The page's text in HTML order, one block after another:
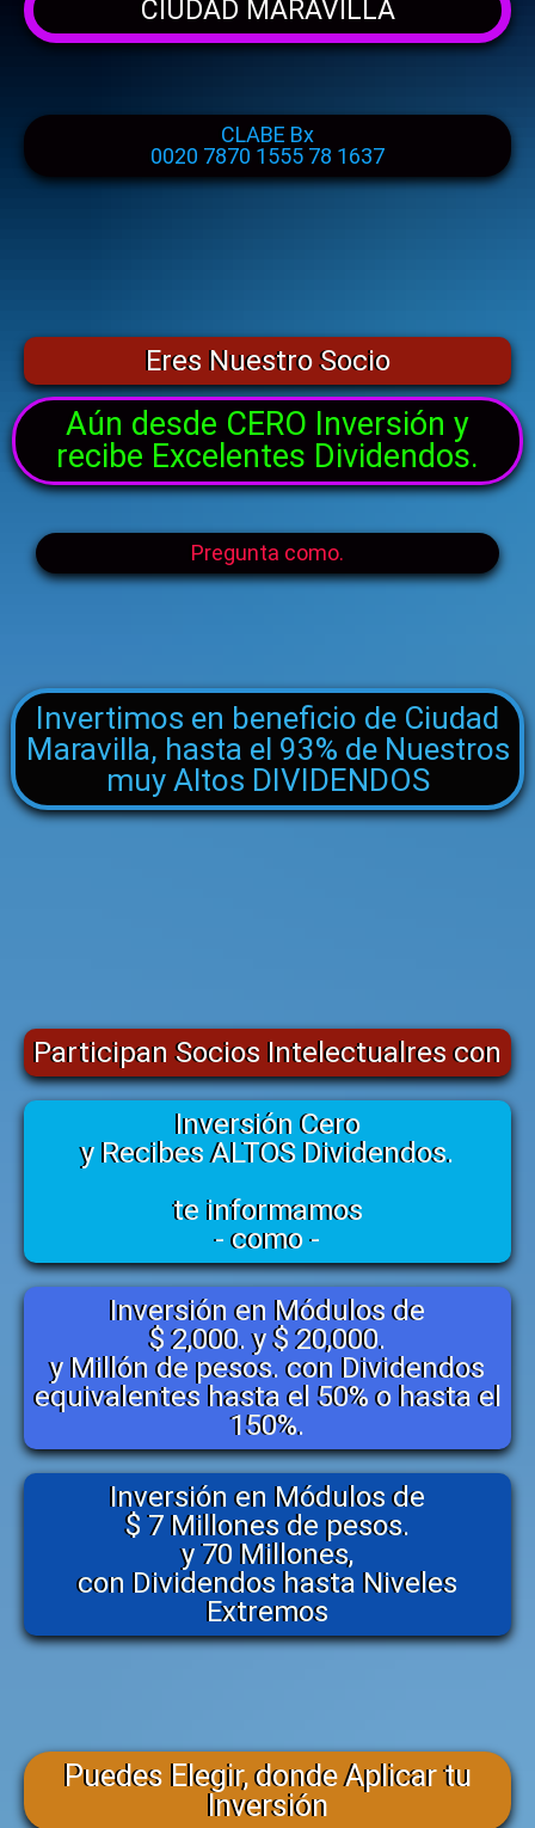
CIUDAD MARAVILLA
CLABE Bx
0020 7870 1555 78 1637
Eres Nuestro Socio
Aún desde CERO Inversión y
recibe Excelentes Dividendos.
Pregunta como.
Invertimos en beneficio de Ciudad
Maravilla, hasta el 93% de Nuestros
muy Altos DIVIDENDOS
Participan Socios Intelectualres con
Inversión Cero
y Recibes ALTOS Dividendos.
te informamos
- como -
Inversión en Módulos de
$ 2,000. y $ 20,000.
y Millón de pesos. con Dividendos
equivalentes hasta el 50% o hasta el
150%.
Inversión en Módulos de
$ 7 Millones de pesos.
y 70 Millones,
con Dividendos hasta Niveles
Extremos
Puedes Elegir, donde Aplicar tu
Inversión